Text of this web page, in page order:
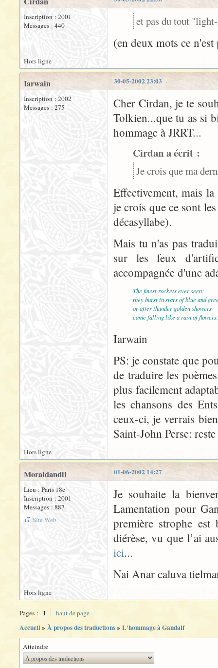
Inscription : 2001
Messages : 440
et pas du tout
(en deux mots ce
Hors ligne
30-05-2002 23:03
Iarwain
Inscription : 2002
Messages : 275
Cher Cirdan, je te
Tolkien...que tu as si
hommage à JRRT...
Cirdan a écrit :
Je crois que ma
Effectivement, mais
je crois que ce sont
décasyllabe).
Mais tu n'as pas
sur les feux
accompagnée d'une
The finest rockets ever seen:
they burst in stars of blue and
or after thunder golden showers
came falling like a rain of flowers.
Iarwain
PS: je constate que
de traduire les
plus facilement
les chansons des
ceux-ci, je verrais
Saint-John Perse:
Hors ligne
01-06-2002 14:27
Moraldandil
Lieu : Paris 18e
Inscription : 2001
Messages : 887
Site Web
Je souhaite la
Lamentation pour
première strophe
diérèse, vu que l’ai
ici...
Nai Anar caluva
Hors ligne
Pages : 1 haut de page
Accueil» À propos des traductions» L'hommage à Gandalf
Atteindre